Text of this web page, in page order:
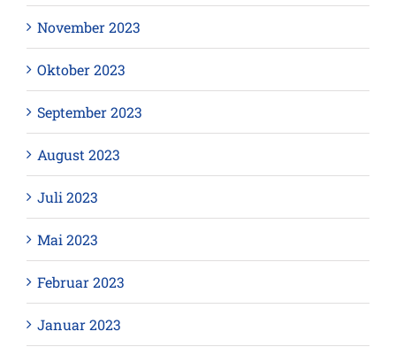
November 2023
Oktober 2023
September 2023
August 2023
Juli 2023
Mai 2023
Februar 2023
Januar 2023